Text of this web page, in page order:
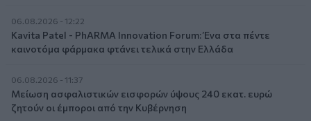
06.08.2026 - 12:22
Kavita Patel - PhARMA Innovation Forum: Ένα στα πέντε
καινοτόμα φάρμακα φτάνει τελικά στην Ελλάδα
06.08.2026 - 11:37
Μείωση ασφαλιστικών εισφορών ύψους 240 εκατ. ευρώ
ζητούν οι έμποροι από την Κυβέρνηση